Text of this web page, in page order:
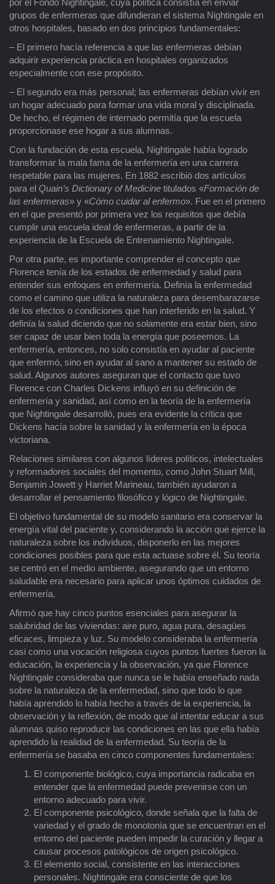
por el Fondo Nightingale, cuya política consistía en enviar
grupos de enfermeras que difundieran el sistema Nightingale en
otros hospitales, basado en dos principios fundamentales:
– El primero hacía referencia a que las enfermeras debían
adquirir experiencia práctica en hospitales organizados
especialmente con ese propósito.
– El segundo era más personal; las enfermeras debían vivir en
un hogar adecuado para formar una vida moral y disciplinada.
De hecho, el régimen de internado permitía que la escuela
proporcionase ese hogar a sus alumnas.
Con la fundación de esta escuela, Nightingale había logrado
transformar la mala fama de la enfermería en una carrera
respetable para las mujeres. En 1882 escribió dos artículos
para el Quain’s Dictionary of Medicine titulados «Formación de
las enfermeras» y «Cómo cuidar al enfermo». Fue en el primero
en el que presentó por primera vez los requisitos que debía
cumplir una escuela ideal de enfermeras, a partir de la
experiencia de la Escuela de Entrenamiento Nightingale.
Por otra parte, es importante comprender el concepto que
Florence tenía de los estados de enfermedad y salud para
entender sus enfoques en enfermería. Definía la enfermedad
como el camino que utiliza la naturaleza para desembarazarse
de los efectos o condiciones que han interferido en la salud. Y
definía la salud diciendo que no solamente era estar bien, sino
ser capaz de usar bien toda la energía que poseemos. La
enfermería, entonces, no solo consistía en ayudar al paciente
que enfermó, sino en ayudar al sano a mantener su estado de
salud. Algunos autores aseguran que el contacto que tuvo
Florence con Charles Dickens influyó en su definición de
enfermería y sanidad, así como en la teoría de la enfermería
que Nightingale desarrolló, pues era evidente la crítica que
Dickens hacía sobre la sanidad y la enfermería en la época
victoriana.
Relaciones similares con algunos líderes políticos, intelectuales
y reformadores sociales del momento, como John Stuart Mill,
Benjamin Jowett y Harriet Marineau, también ayudaron a
desarrollar el pensamiento filosófico y lógico de Nightingale.
El objetivo fundamental de su modelo sanitario era conservar la
energía vital del paciente y, considerando la acción que ejerce la
naturaleza sobre los individuos, disponerlo en las mejores
condiciones posibles para que esta actuase sobre él. Su teoría
se centró en el medio ambiente, asegurando que un entorno
saludable era necesario para aplicar unos óptimos cuidados de
enfermería.
Afirmó que hay cinco puntos esenciales para asegurar la
salubridad de las viviendas: aire puro, agua pura, desagües
eficaces, limpieza y luz. Su modelo consideraba la enfermería
casi como una vocación religiosa cuyos puntos fuertes fueron la
educación, la experiencia y la observación, ya que Florence
Nightingale consideraba que nunca se le había enseñado nada
sobre la naturaleza de la enfermedad, sino que todo lo que
había aprendido lo había hecho a través de la experiencia, la
observación y la reflexión, de modo que al intentar educar a sus
alumnas quiso reproducir las condiciones en las que ella había
aprendido la realidad de la enfermedad. Su teoría de la
enfermería se basaba en cinco componentes fundamentales:
El componente biológico, cuya importancia radicaba en
entender que la enfermedad puede prevenirse con un
entorno adecuado para vivir.
El componente psicológico, donde señala que la falta de
variedad y el grado de monotonía que se encuentran en el
entorno del paciente pueden impedir la curación y llegar a
causar procesos patológicos de origen psicológico.
El elemento social, consistente en las interacciones
personales. Nightingale era consciente de que los